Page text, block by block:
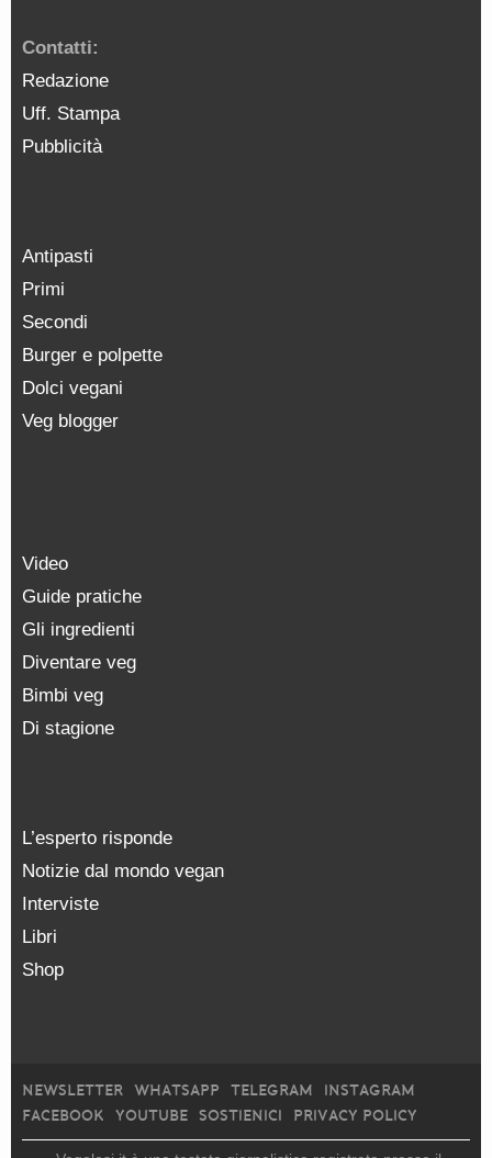
Contatti:
Redazione
Uff. Stampa
Pubblicità
Antipasti
Primi
Secondi
Burger e polpette
Dolci vegani
Veg blogger
Video
Guide pratiche
Gli ingredienti
Diventare veg
Bimbi veg
Di stagione
L’esperto risponde
Notizie dal mondo vegan
Interviste
Libri
Shop
NEWSLETTER WHATSAPP TELEGRAM
INSTAGRAM
FACEBOOK
YOUTUBE SOSTIENICI PRIVACY POLICY